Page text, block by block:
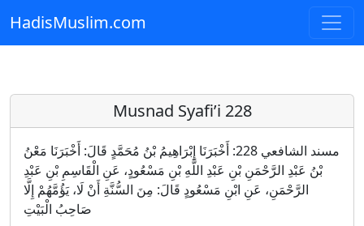
Skip to main content
HadisMuslim.com
Musnad Syafi’i 228
مسند الشافعي 228: أَخْبَرَنَا إِبْرَاهِيمُ بْنُ مُحَمَّدٍ قَالَ: أَخْبَرَنَا مَعْنُ
بْنُ عَبْدِ الرَّحْمَنِ بْنِ عَبْدِ اللَّهِ بْنِ مَسْعُودٍ، عَنِ الْقَاسِمِ بْنِ عَبْدِ
الرَّحْمَنِ، عَنِ ابْنِ مَسْعُودٍ قَالَ: مِنَ السُّنَّةِ أَنْ لَا، يَؤُمَّهُمْ إِلَّا
صَاحِبُ الْبَيْتِ